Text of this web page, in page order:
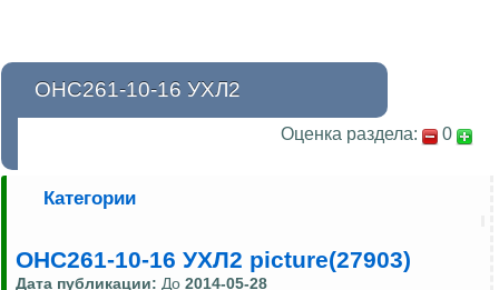
ОНС261-10-16 УХЛ2
Оценка раздела: 0
Категории
ОНС261-10-16 УХЛ2 picture(27903)
Дата публикации: До 2014-05-28